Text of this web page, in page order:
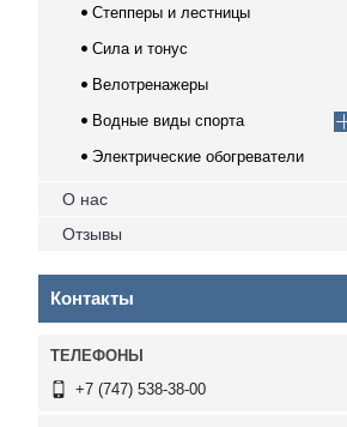
Степперы и лестницы
Сила и тонус
Велотренажеры
Водные виды спорта
Электрические обогреватели
О нас
Отзывы
Контакты
+7 (747) 538-38-00